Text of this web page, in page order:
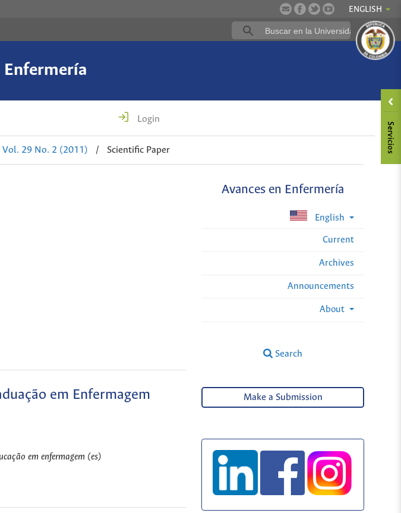
ENGLISH
Enfermería
Login
Vol. 29 No. 2 (2011) / Scientific Paper
Avances en Enfermería
English
Current
Archives
Announcements
About
Search
em Enfermagem
em enfermagem (es)
Make a Submission